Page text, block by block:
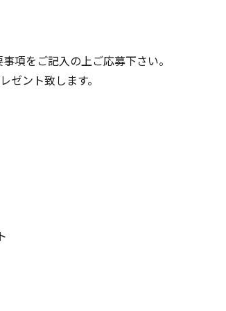
項をご記入の上ご応募下さい。
ント致します。